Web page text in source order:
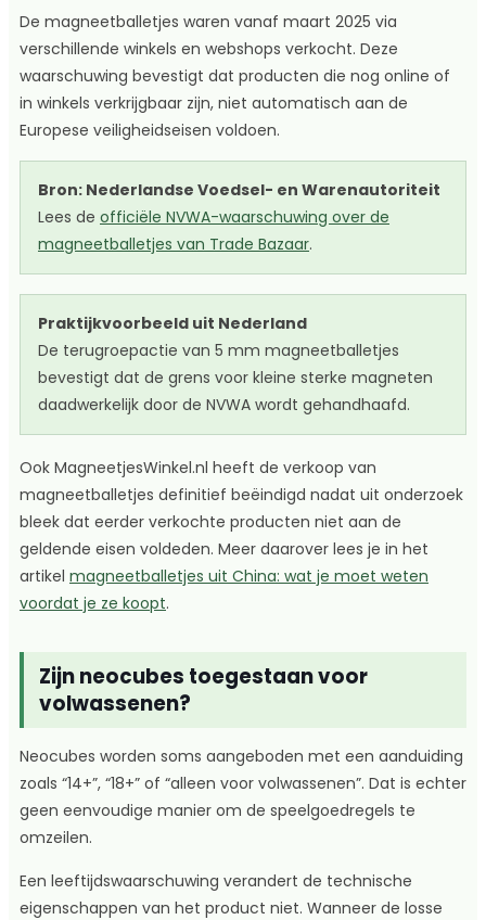
De magneetballetjes waren vanaf maart 2025 via
verschillende winkels en webshops verkocht. Deze
waarschuwing bevestigt dat producten die nog online of
in winkels verkrijgbaar zijn, niet automatisch aan de
Europese veiligheidseisen voldoen.
Bron: Nederlandse Voedsel- en Warenautoriteit
Lees de officiële NVWA-waarschuwing over de
magneetballetjes van Trade Bazaar.
Praktijkvoorbeeld uit Nederland
De terugroepactie van 5 mm magneetballetjes
bevestigt dat de grens voor kleine sterke magneten
daadwerkelijk door de NVWA wordt gehandhaafd.
Ook MagneetjesWinkel.nl heeft de verkoop van
magneetballetjes definitief beëindigd nadat uit onderzoek
bleek dat eerder verkochte producten niet aan de
geldende eisen voldeden. Meer daarover lees je in het
artikel magneetballetjes uit China: wat je moet weten
voordat je ze koopt.
Zijn neocubes toegestaan voor
volwassenen?
Neocubes worden soms aangeboden met een aanduiding
zoals “14+”, “18+” of “alleen voor volwassenen”. Dat is echter
geen eenvoudige manier om de speelgoedregels te
omzeilen.
Een leeftijdswaarschuwing verandert de technische
eigenschappen van het product niet. Wanneer de losse